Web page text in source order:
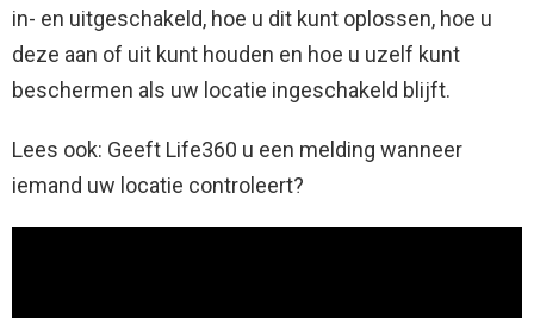
in- en uitgeschakeld, hoe u dit kunt oplossen, hoe u
deze aan of uit kunt houden en hoe u uzelf kunt
beschermen als uw locatie ingeschakeld blijft.
Lees ook: Geeft Life360 u een melding wanneer
iemand uw locatie controleert?